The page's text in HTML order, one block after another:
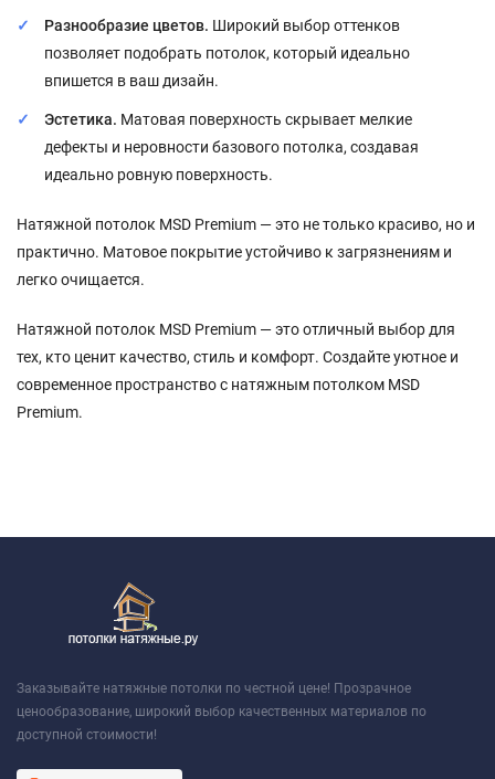
Разнообразие цветов. Широкий выбор оттенков
позволяет подобрать потолок, который идеально
впишется в ваш дизайн.
Эстетика. Матовая поверхность скрывает мелкие
дефекты и неровности базового потолка, создавая
идеально ровную поверхность.
Натяжной потолок MSD Premium — это не только красиво, но и
практично. Матовое покрытие устойчиво к загрязнениям и
легко очищается.
Натяжной потолок MSD Premium — это отличный выбор для
тех, кто ценит качество, стиль и комфорт. Создайте уютное и
современное пространство с натяжным потолком MSD
Premium.
Заказывайте натяжные потолки по честной цене! Прозрачное
ценообразование, широкий выбор качественных материалов по
доступной стоимости!